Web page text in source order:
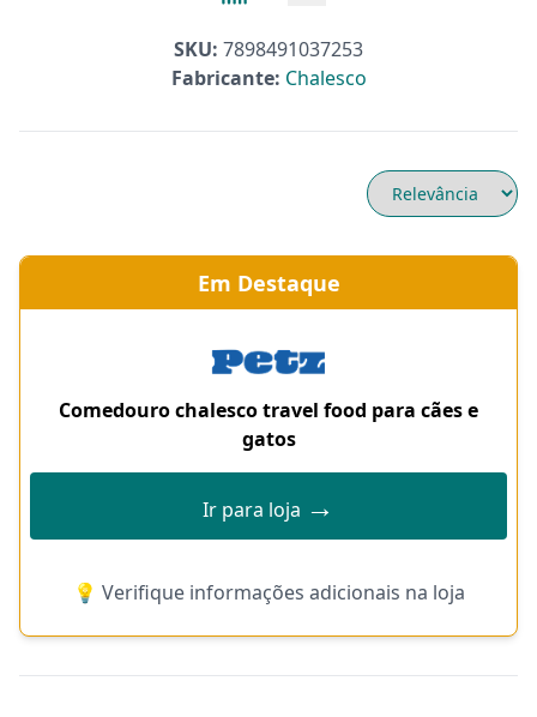
SKU: 7898491037253
Fabricante: Chalesco
Em Destaque
Comedouro chalesco travel food para cães e
gatos
Ir para loja →
💡 Verifique informações adicionais na loja